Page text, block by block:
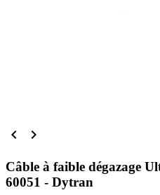
 
Câble à faible dégazage
60051 - Dytran